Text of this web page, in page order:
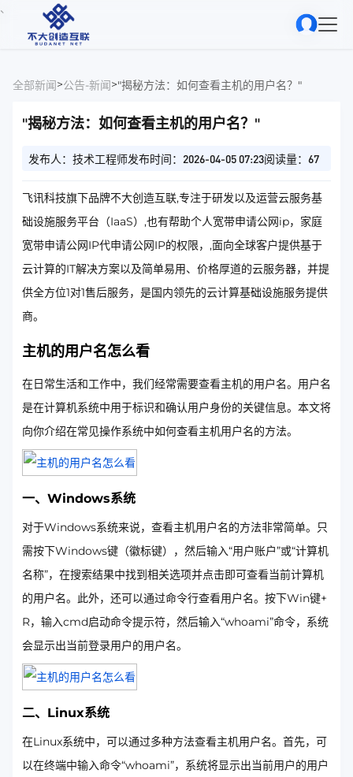
、
全部新闻>公告-新闻>"揭秘方法：如何查看主机的用户名？"
"揭秘方法：如何查看主机的用户名？"
发布人：技术工程师发布时间：2026-04-05 07:23阅读量：67
飞讯科技旗下品牌不大创造互联,专注于研发以及运营云服务基
础设施服务平台（IaaS）,也有帮助个人宽带申请公网ip，家庭
宽带申请公网IP代申请公网IP的权限，,面向全球客户提供基于
云计算的IT解决方案以及简单易用、价格厚道的云服务器，并提
供全方位1对1售后服务，是国内领先的云计算基础设施服务提供
商。
主机的用户名怎么看
在日常生活和工作中，我们经常需要查看主机的用户名。用户名
是在计算机系统中用于标识和确认用户身份的关键信息。本文将
向你介绍在常见操作系统中如何查看主机用户名的方法。
一、Windows系统
对于Windows系统来说，查看主机用户名的方法非常简单。只
需按下Windows键（徽标键），然后输入“用户账户”或“计算机
名称”，在搜索结果中找到相关选项并点击即可查看当前计算机
的用户名。此外，还可以通过命令行查看用户名。按下Win键+
R，输入cmd启动命令提示符，然后输入“whoami”命令，系统
会显示出当前登录用户的用户名。
二、Linux系统
在Linux系统中，可以通过多种方法查看主机用户名。首先，可
以在终端中输入命令“whoami”，系统将显示出当前用户的用户